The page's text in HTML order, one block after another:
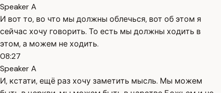
Speaker A
И вот то, во что мы должны облечься, вот об этом я
сейчас хочу говорить. То есть мы должны ходить в
этом, а можем не ходить.
08:27
Speaker A
И, кстати, ещё раз хочу заметить мысль. Мы можем